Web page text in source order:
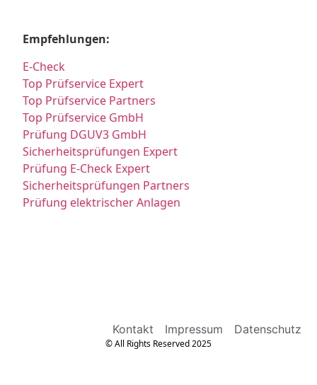
Empfehlungen:
E-Check
Top Prüfservice Expert
Top Prüfservice Partners
Top Prüfservice GmbH
Prüfung DGUV3 GmbH
Sicherheitsprüfungen Expert
Prüfung E-Check Expert
Sicherheitsprüfungen Partners
Prüfung elektrischer Anlagen
Kontakt Impressum Datenschutz
© All Rights Reserved 2025